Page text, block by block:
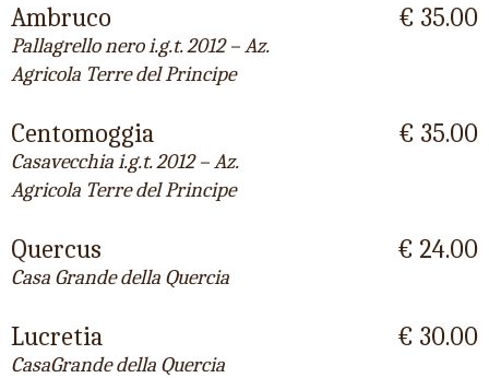
Ambruco
Pallagrello nero i.g.t. 2012 – Az.
Agricola Terre del Principe
€ 35.00
Centomoggia
Casavecchia i.g.t. 2012 – Az.
Agricola Terre del Principe
€ 35.00
Quercus
Casa Grande della Quercia
€ 24.00
Lucretia
CasaGrande della Quercia
€ 30.00